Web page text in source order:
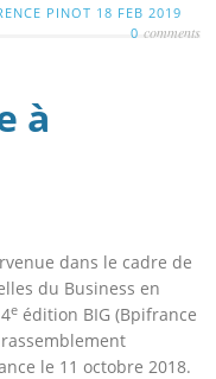
PINOT 18 FEB 2019
0 comments
à
dans le cadre de
du Business en
e édition BIG (Bpifrance
le 11 octobre 2018.